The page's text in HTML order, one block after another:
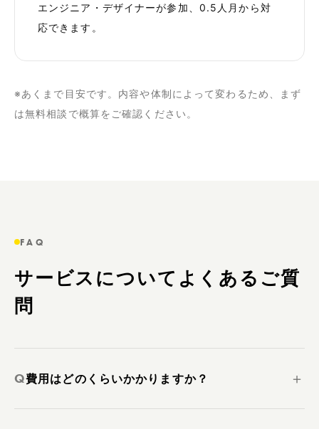
エンジニア・デザイナーが参加、0.5人月から対
応できます。
※あくまで目安です。内容や体制によって変わるため、まず
は無料相談で概算をご確認ください。
FAQ
サービスについてよくあるご質
問
Q費用はどのくらいかかりますか？ ＋